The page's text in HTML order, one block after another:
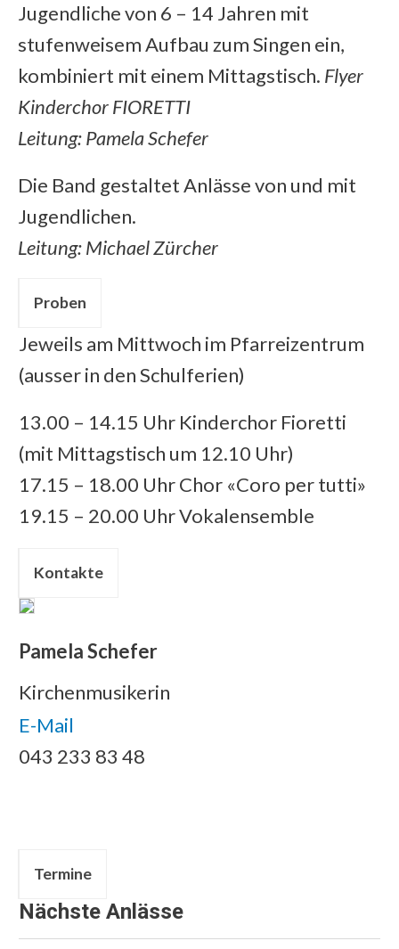
Jugendliche von 6 – 14 Jahren mit
stufenweisem Aufbau zum Singen ein,
kombiniert mit einem Mittagstisch. Flyer
Kinderchor FIORETTI
Leitung:Pamela Schefer
Die Band gestaltet Anlässe von und mit
Jugendlichen.
Leitung: Michael Zürcher
Proben
Jeweils am Mittwoch im Pfarreizentrum
(ausser in den Schulferien)
13.00 – 14.15 Uhr Kinderchor Fioretti
(mit Mittagstisch um 12.10 Uhr)
17.15 – 18.00 Uhr Chor «Coro per tutti»
19.15 – 20.00 Uhr Vokalensemble
Kontakte
Pamela Schefer
Kirchenmusikerin
E-Mail
043 233 83 48
Termine
Nächste Anlässe